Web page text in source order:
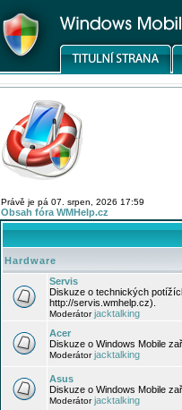
Právě je pá 07. srpen, 2026 17:59
Obsah fóra WMHelp.cz
Hardware
Servis
Diskuze o technických
http://servis.wmhelp.cz).
Moderátorjacktalking
Acer
Diskuze o Windows Mobile
Moderátorjacktalking
Asus
Diskuze o Windows Mobile
Moderátorjacktalking